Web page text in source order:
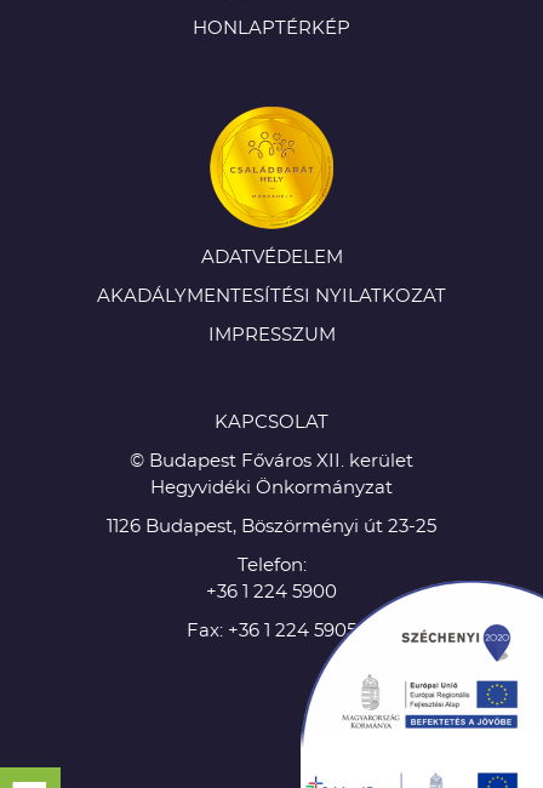
HONLAPTÉRKÉP
ADATVÉDELEM
AKADÁLYMENTESÍTÉSI NYILATKOZAT
IMPRESSZUM
KAPCSOLAT
© Budapest Főváros XII. kerület
Hegyvidéki Önkormányzat
1126 Budapest, Böszörményi út 23-25
Telefon:
+36 1 224 5900
Fax: +36 1 224 5905